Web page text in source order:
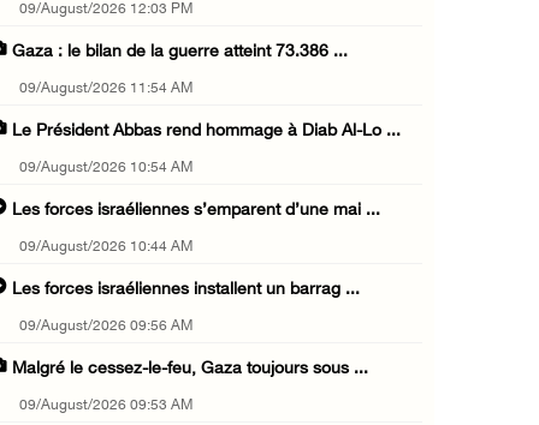
09/August/2026 12:03 PM
Gaza : le bilan de la guerre atteint 73.386 ...
09/August/2026 11:54 AM
Le Président Abbas rend hommage à Diab Al-Lo ...
09/August/2026 10:54 AM
Les forces israéliennes s’emparent d’une mai ...
09/August/2026 10:44 AM
Les forces israéliennes installent un barrag ...
09/August/2026 09:56 AM
Malgré le cessez-le-feu, Gaza toujours sous ...
09/August/2026 09:53 AM